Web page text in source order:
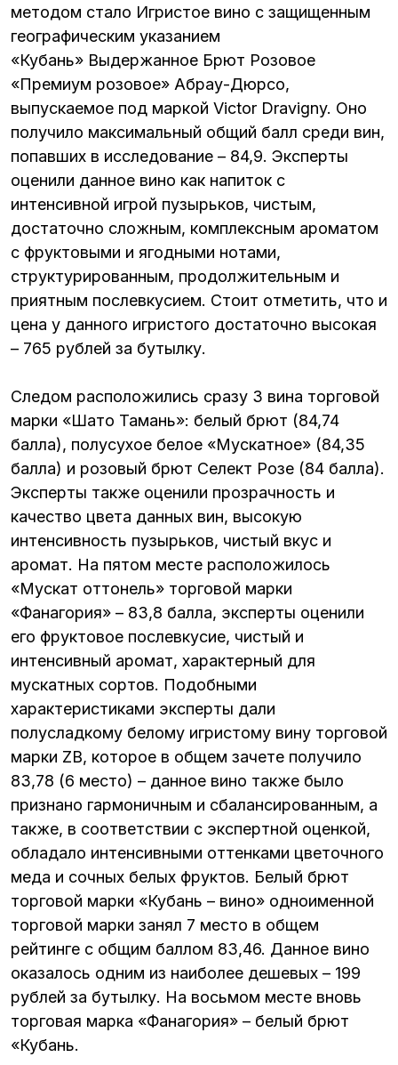
методом стало Игристое вино с защищенным
географическим указанием
«Кубань» Выдержанное Брют Розовое
«Премиум розовое» Абрау-Дюрсо,
выпускаемое под маркой Victor Dravigny. Оно
получило максимальный общий балл среди вин,
попавших в исследование – 84,9. Эксперты
оценили данное вино как напиток с
интенсивной игрой пузырьков, чистым,
достаточно сложным, комплексным ароматом
с фруктовыми и ягодными нотами,
структурированным, продолжительным и
приятным послевкусием. Стоит отметить, что и
цена у данного игристого достаточно высокая
– 765 рублей за бутылку.
Следом расположились сразу 3 вина торговой
марки «Шато Тамань»: белый брют (84,74
балла), полусухое белое «Мускатное» (84,35
балла) и розовый брют Селект Розе (84 балла).
Эксперты также оценили прозрачность и
качество цвета данных вин, высокую
интенсивность пузырьков, чистый вкус и
аромат. На пятом месте расположилось
«Мускат оттонель» торговой марки
«Фанагория» – 83,8 балла, эксперты оценили
его фруктовое послевкусие, чистый и
интенсивный аромат, характерный для
мускатных сортов. Подобными
характеристиками эксперты дали
полусладкому белому игристому вину торговой
марки ZB, которое в общем зачете получило
83,78 (6 место) – данное вино также было
признано гармоничным и сбалансированным, а
также, в соответствии с экспертной оценкой,
обладало интенсивными оттенками цветочного
меда и сочных белых фруктов. Белый брют
торговой марки «Кубань – вино» одноименной
торговой марки занял 7 место в общем
рейтинге с общим баллом 83,46. Данное вино
оказалось одним из наиболее дешевых – 199
рублей за бутылку. На восьмом месте вновь
торговая марка «Фанагория» – белый брют
«Кубань.